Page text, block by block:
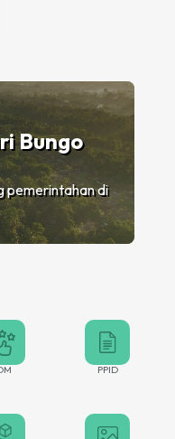
Bungo
pemerintahan di
PPID